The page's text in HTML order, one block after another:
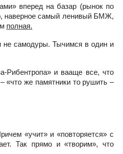
вперед на базар (рынок по
наверное самый ленивый БМЖ,
полная.
не самодуры. Тычимся в один и
Рибентропа» и вааще все, что
«что же памятники то рушить –
«учит» и «повторяется» с
Так прямо и «творим», что